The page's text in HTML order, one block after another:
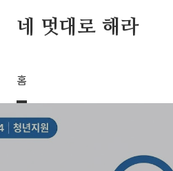
네 멋대로 해라
홈